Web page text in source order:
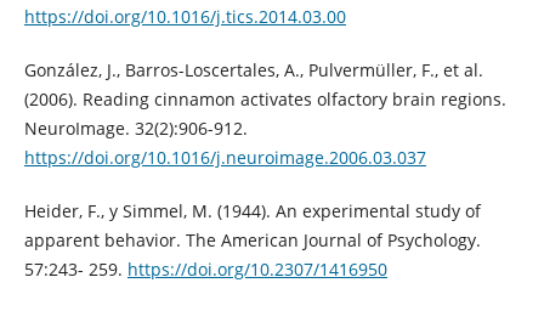
https://doi.org/10.1016/j.tics.2014.03.00
González, J., Barros-Loscertales, A., Pulvermüller, F., et al.
(2006). Reading cinnamon activates olfactory brain regions.
NeuroImage. 32(2):906-912.
https://doi.org/10.1016/j.neuroimage.2006.03.037
Heider, F., y Simmel, M. (1944). An experimental study of
apparent behavior. The American Journal of Psychology.
57:243- 259. https://doi.org/10.2307/1416950